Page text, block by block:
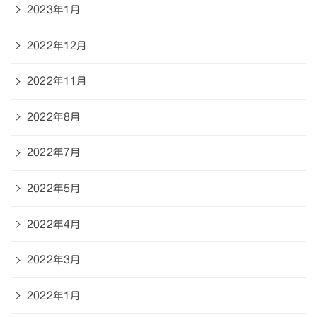
2023年1月
2022年12月
2022年11月
2022年8月
2022年7月
2022年5月
2022年4月
2022年3月
2022年1月